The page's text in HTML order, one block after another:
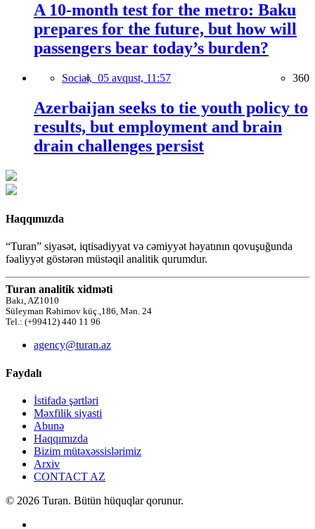
A 10-month test for the metro: Baku
prepares for the future, but how will
passengers bear today’s burden?
Social, 05 avqust, 11:57 360
Azerbaijan seeks to tie youth policy to
results, but employment and brain
drain challenges persist
Haqqımızda
“Turan” siyasət, iqtisadiyyat və cəmiyyət həyatının qovuşuğunda
fəaliyyət göstərən müstəqil analitik qurumdur.
Turan analitik xidməti
Bakı, AZ1010
Süleyman Rəhimov küç.,186, Mən. 24
Tel.: (+99412) 440 11 96
agency@turan.az
Faydalı
İstifadə şərtləri
Məxfilik siyasti
Abunə
Haqqımızda
Bizim mütəxəssislərimiz
Arxiv
CONTACT AZ
© 2026 Turan. Bütün hüquqlar qorunur.